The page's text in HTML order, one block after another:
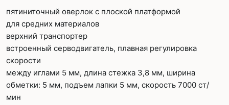
пятиниточный оверлок с плоской платформой
для средних материалов
верхний транспортер
встроенный серводвигатель, плавная регулировка
скорости
между иглами 5 мм, длина стежка 3,8 мм, ширина
обметки: 5 мм, подъем лапки 5 мм, скорость 7000 ст/
мин